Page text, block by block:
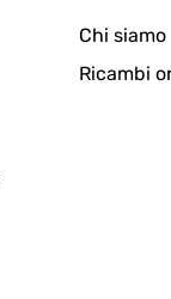
Chi siamo
Ricambi